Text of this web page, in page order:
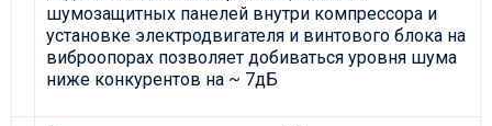
шумозащитных панелей внутри компрессора и
установке электродвигателя и винтового блока на
виброопорах позволяет добиваться уровня шума
ниже конкурентов на ~ 7дБ